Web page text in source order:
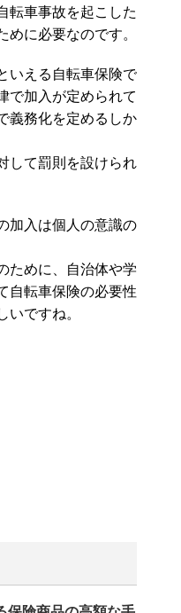
転車事故を起こした
めに必要なのです。
いえる自転車保険で
で加入が定められて
義務化を定めるしか
して罰則を設けられ
加入は個人の意識の
ために、自治体や学
自転車保険の必要性
いですね。